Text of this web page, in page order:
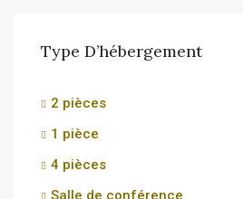
Type D’hébergement
2 pièces
1 pièce
4 pièces
Salle de conférence